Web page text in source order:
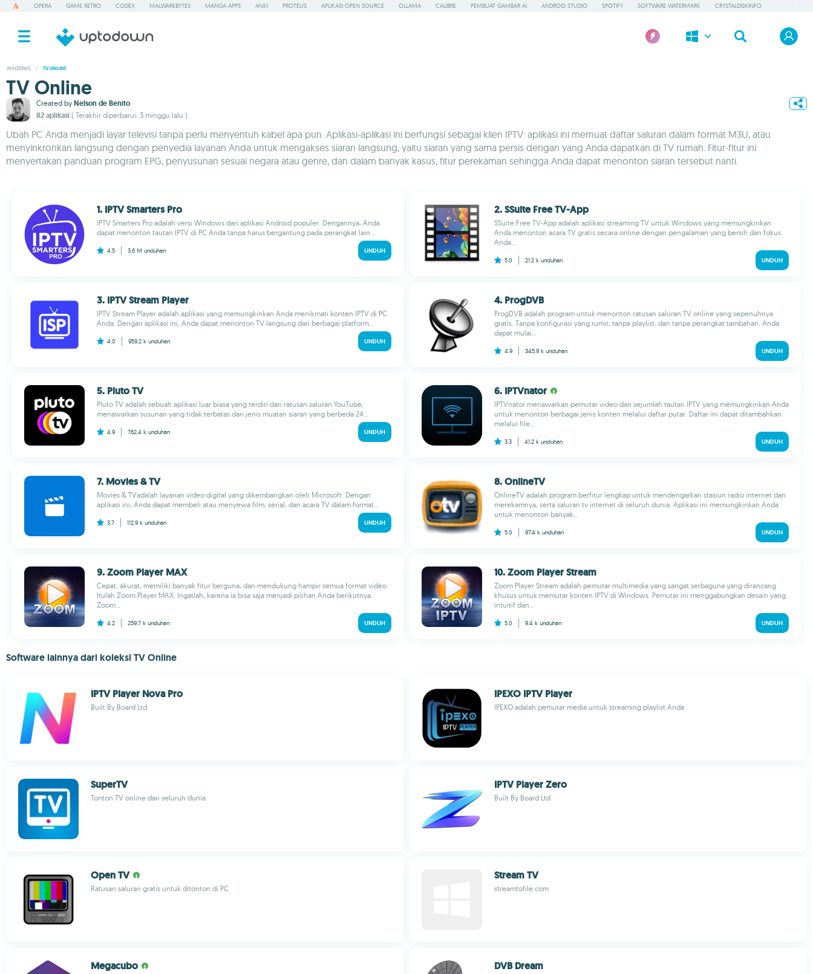
OPERA GAME RETRO CODEX MALWAREBYTES MANGA APPS ANKI PROTEUS APLIKASI OPEN SOURCE OLLAMA CALIBRE PEMBUAT GAMBAR AI ANDROID STUDIO SPOTIFY SOFTWARE WATERMARK CRYSTALDISKINFO
WINDOWS / TV ONLINE
TV Online
Created by Nelson de Benito
82 aplikasi ( Terakhir diperbarui: 3 minggu lalu )
Ubah PC Anda menjadi layar televisi tanpa perlu menyentuh kabel apa pun. Aplikasi-aplikasi ini berfungsi sebagai klien IPTV: aplikasi ini memuat daftar saluran dalam format M3U, atau
menyinkronkan langsung dengan penyedia layanan Anda untuk mengakses siaran langsung, yaitu siaran yang sama persis dengan yang Anda dapatkan di TV rumah. Fitur-fitur ini
menyertakan panduan program EPG, penyusunan sesuai negara atau genre, dan dalam banyak kasus, fitur perekaman sehingga Anda dapat menonton siaran tersebut nanti.
1. IPTV Smarters Pro
IPTV Smarters Pro adalah versi Windows dari aplikasi Android populer. Dengannya, Anda
dapat menonton tautan IPTV di PC Anda tanpa harus bergantung pada perangkat lain...
4.5 3.6 M unduhan UNDUH
2. SSuite Free TV-App
SSuite Free TV-App adalah aplikasi streaming TV untuk Windows yang memungkinkan
Anda menonton acara TV gratis secara online dengan pengalaman yang bersih dan fokus.
Anda...
5.0 21.2 k unduhan UNDUH
3. IPTV Stream Player
IPTV Stream Player adalah aplikasi yang memungkinkan Anda menikmati konten IPTV di PC
Anda. Dengan aplikasi ini, Anda dapat menonton TV langsung dari berbagai platform...
4.0 959.2 k unduhan UNDUH
4. ProgDVB
ProgDVB adalah program untuk menonton ratusan saluran TV online yang sepenuhnya
gratis. Tanpa konfigurasi yang rumit, tanpa playlist, dan tanpa perangkat tambahan. Anda
dapat mulai...
4.9 345.9 k unduhan UNDUH
5. Pluto TV
Pluto TV adalah sebuah aplikasi luar biasa yang terdiri dari ratusan saluran YouTube,
menawarkan susunan yang tidak terbatas dari jenis muatan siaran yang berbeda 24...
4.9 762.4 k unduhan UNDUH
6. IPTVnator
IPTVnator menawarkan pemutar video dan sejumlah tautan IPTV yang memungkinkan Anda
untuk menonton berbagai jenis konten melalui daftar putar. Daftar ini dapat ditambahkan
melalui file...
3.3 41.2 k unduhan UNDUH
7. Movies & TV
Movies & TVadalah layanan video digital yang dikembangkan oleh Microsoft. Dengan
aplikasi ini, Anda dapat membeli atau menyewa film, serial, dan acara TV dalam format...
3.7 112.9 k unduhan UNDUH
8. OnlineTV
OnlineTV adalah program berfitur lengkap untuk mendengarkan stasiun radio internet dan
merekamnya, serta saluran tv internet di seluruh dunia. Aplikasi ini memungkinkan Anda
untuk menonton banyak...
5.0 97.4 k unduhan UNDUH
9. Zoom Player MAX
Cepat, akurat, memiliki banyak fitur berguna, dan mendukung hampir semua format video.
Itulah Zoom Player MAX. Ingatlah, karena ia bisa saja menjadi pilihan Anda berikutnya.
Zoom...
4.2 259.7 k unduhan UNDUH
10. Zoom Player Stream
Zoom Player Stream adalah pemutar multimedia yang sangat serbaguna yang dirancang
khusus untuk memutar konten IPTV di Windows. Pemutar ini menggabungkan desain yang
intuitif dan...
5.0 9.4 k unduhan UNDUH
Software lainnya dari koleksi TV Online
IPTV Player Nova Pro
Built By Board Ltd
IPEXO IPTV Player
IPEXO adalah pemutar media untuk streaming playlist Anda
SuperTV
Tonton TV online dari seluruh dunia
IPTV Player Zero
Built By Board Ltd
Open TV
Ratusan saluran gratis untuk ditonton di PC
Stream TV
streamtofile.com
Megacubo DVB Dream